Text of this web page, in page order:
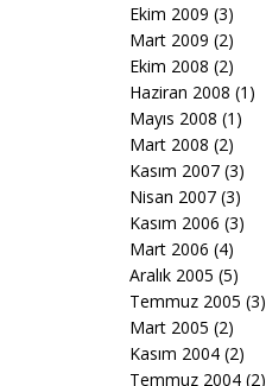
Ekim 2009 (3)
Mart 2009 (2)
Ekim 2008 (2)
Haziran 2008 (1)
Mayıs 2008 (1)
Mart 2008 (2)
Kasım 2007 (3)
Nisan 2007 (3)
Kasım 2006 (3)
Mart 2006 (4)
Aralık 2005 (5)
Temmuz 2005 (3)
Mart 2005 (2)
Kasım 2004 (2)
Temmuz 2004 (2)